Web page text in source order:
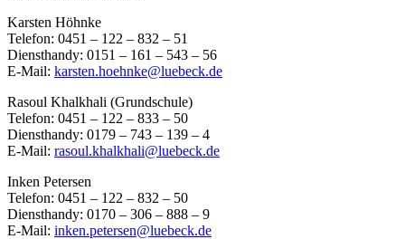
Karsten Höhnke
Telefon: 0451 – 122 – 832 – 51
Diensthandy: 0151 – 161 – 543 – 56
E-Mail: karsten.hoehnke@luebeck.de
Rasoul Khalkhali (Grundschule)
Telefon: 0451 – 122 – 833 – 50
Diensthandy: 0179 – 743 – 139 – 4
E-Mail: rasoul.khalkhali@luebeck.de
Inken Petersen
Telefon: 0451 – 122 – 832 – 50
Diensthandy: 0170 – 306 – 888 – 9
E-Mail: inken.petersen@luebeck.de